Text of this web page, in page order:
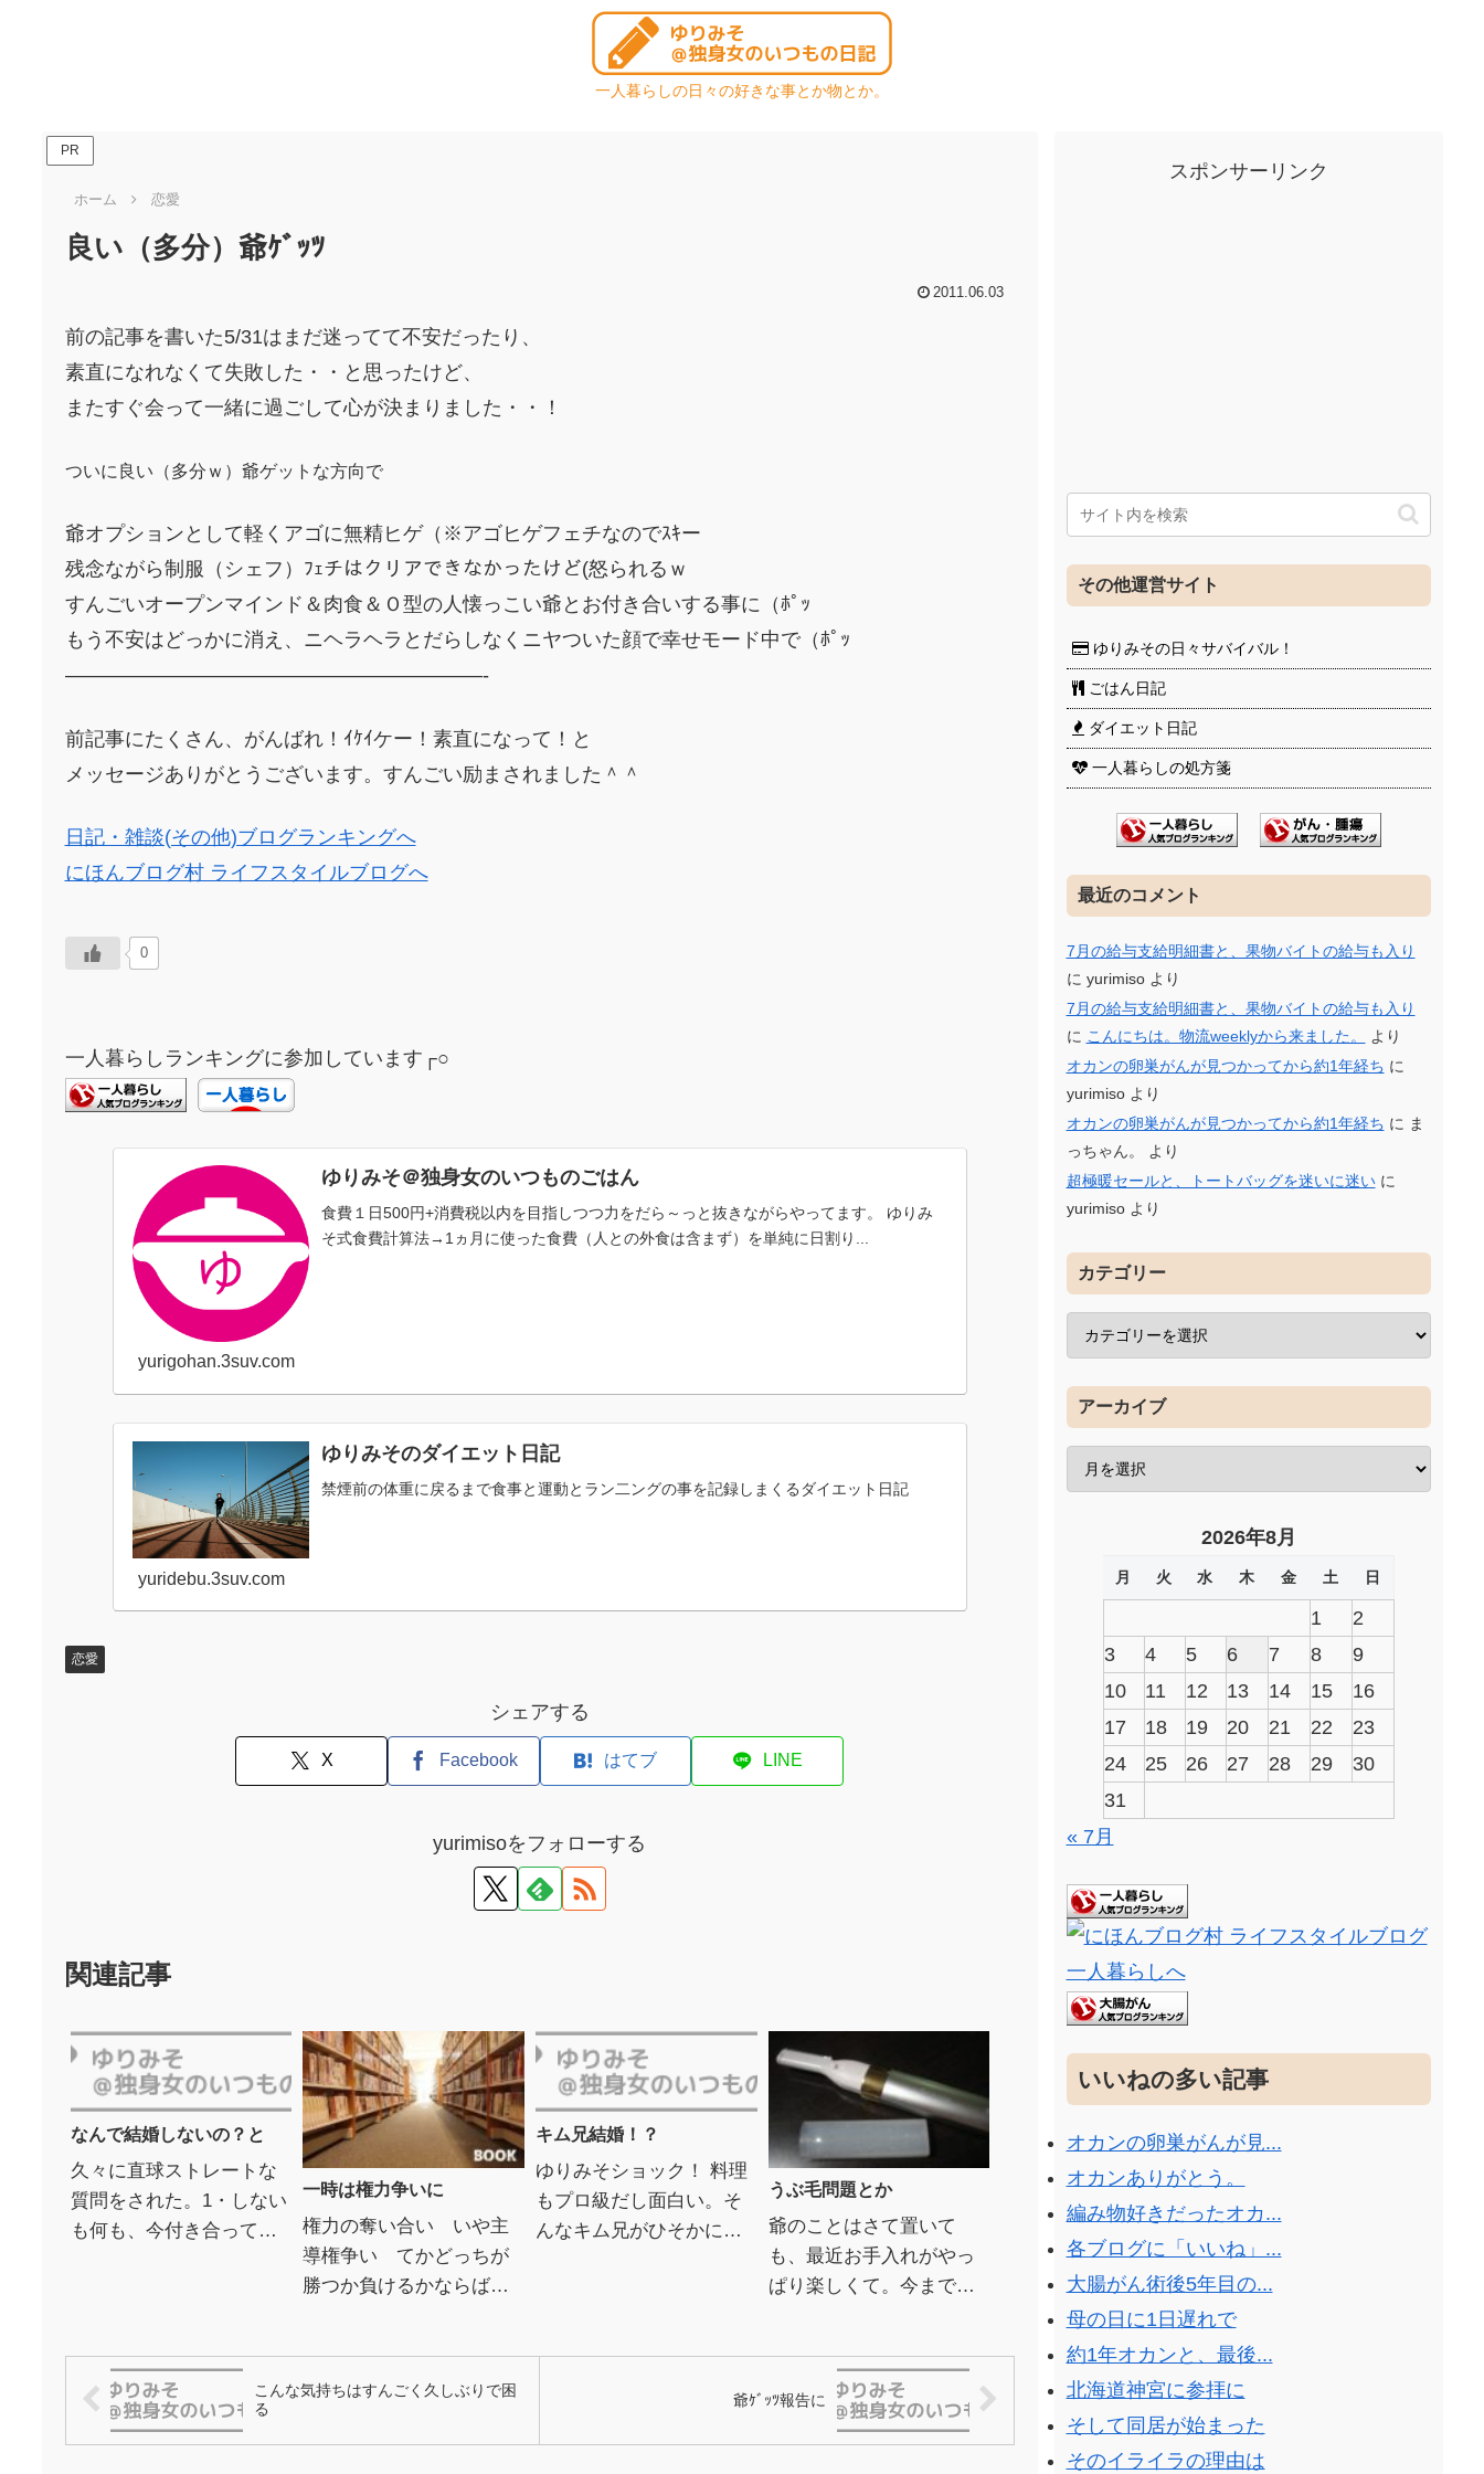
一人暮らしの日々の好きな事とか物とか。
PR
ホーム 恋愛
良い（多分）爺ｹﾞｯﾂ
2011.06.03
前の記事を書いた5/31はまだ迷ってて不安だったり、
素直になれなくて失敗した・・と思ったけど、
またすぐ会って一緒に過ごして心が決まりました・・！
ついに良い（多分ｗ）爺ゲットな方向で
爺オプションとして軽くアゴに無精ヒゲ（※アゴヒゲフェチなのでｽｷー
残念ながら制服（シェフ）ﾌｪチはクリアできなかったけど(怒られるｗ
すんごいオープンマインド＆肉食＆Ｏ型の人懐っこい爺とお付き合いする事に（ﾎﾟｯ
もう不安はどっかに消え、ニヘラヘラとだらしなくニヤついた顔で幸せモード中で（ﾎﾟｯ
—————————————————————-
前記事にたくさん、がんばれ！ｲｹｲケー！素直になって！と
メッセージありがとうございます。すんごい励まされました＾＾
日記・雑談(その他)ブログランキングへ
にほんブログ村 ライフスタイルブログへ
0
一人暮らしランキングに参加しています┌○
ゆりみそ＠独身女のいつものごはん
食費１日500円+消費税以内を目指しつつ力をだら～っと抜きながらやってます。 ゆりみ
そ式食費計算法→1ヵ月に使った食費（人との外食は含まず）を単純に日割り...
yurigohan.3suv.com
ゆりみそのダイエット日記
禁煙前の体重に戻るまで食事と運動とラン二ングの事を記録しまくるダイエット日記
yuridebu.3suv.com
恋愛
シェアする
X Facebook はてブ LINE
yurimisoをフォローする
関連記事
なんで結婚しないの？と
久々に直球ストレートな
質問をされた。1・しない
も何も、今付き合ってる
一時は権力争いに
権力の奪い合い いや主
導権争い てかどっちが
勝つか負けるかならば絶
ら、友人ほぼ全員「な...
キム兄結婚！？
ゆりみそショック！ 料理
もプロ級だし面白い。そ
んなキム兄がひそかに好
うぶ毛問題とか
爺のことはさて置いて
も、最近お手入れがやっ
ぱり楽しくて。今まで無
て気分も上がるし。もっ
と自分を大事に大事に扱
おう！と...
こんな気持ちはすんごく久しぶりで困
る
爺ｹﾞｯﾂ報告に
スポンサーリンク
その他運営サイト
ゆりみその日々サバイバル！
ごはん日記
ダイエット日記
一人暮らしの処方箋
最近のコメント
7月の給与支給明細書と、果物バイトの給与も入り
に yurimisoより
7月の給与支給明細書と、果物バイトの給与も入り
に こんにちは。物流weeklyから来ました。
より
オカンの卵巣がんが見つかってから約1年経ち に
yurimisoより
オカンの卵巣がんが見つかってから約1年経ち に ま
っちゃん。
より
超極暖セールと、トートバッグを迷いに迷いに
yurimisoより
カテゴリー
アーカイブ
2026年8月
月 火 水 木 金 土 日
1
2
3
4 5 6 7 8
9
10
11 12 13 14 15
16
17
18 19 20 21 22
23
24
25 26 27 28 29
30
31
« 7月
いいねの多い記事
オカンの卵巣がんが見...
オカンありがとう。
編み物好きだったオカ...
各ブログに「いいね」...
大腸がん術後5年目の...
母の日に1日遅れで
約1年オカンと、最後...
北海道神宮に参拝に
そして同居が始まった
そのイライラの理由は